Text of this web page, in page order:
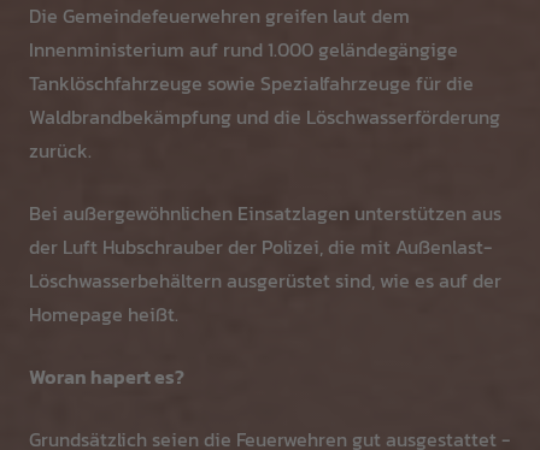
Die Gemeindefeuerwehren greifen laut dem
Innenministerium auf rund 1.000 geländegängige
Tanklöschfahrzeuge sowie Spezialfahrzeuge für die
Waldbrandbekämpfung und die Löschwasserförderung
zurück.
Bei außergewöhnlichen Einsatzlagen unterstützen aus
der Luft Hubschrauber der Polizei, die mit Außenlast-
Löschwasserbehältern ausgerüstet sind, wie es auf der
Homepage heißt.
Woran hapert es?
Grundsätzlich seien die Feuerwehren gut ausgestattet -